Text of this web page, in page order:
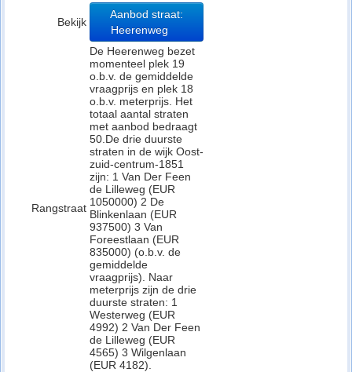
Bekijk
Aanbod straat:
Heerenweg
Rangstraat
De Heerenweg bezet
momenteel plek 19
o.b.v. de gemiddelde
vraagprijs en plek 18
o.b.v. meterprijs. Het
totaal aantal straten
met aanbod bedraagt
50.De drie duurste
straten in de wijk Oost-
zuid-centrum-1851
zijn: 1 Van Der Feen
de Lilleweg (EUR
1050000) 2 De
Blinkenlaan (EUR
937500) 3 Van
Foreestlaan (EUR
835000) (o.b.v. de
gemiddelde
vraagprijs). Naar
meterprijs zijn de drie
duurste straten: 1
Westerweg (EUR
4992) 2 Van Der Feen
de Lilleweg (EUR
4565) 3 Wilgenlaan
(EUR 4182).